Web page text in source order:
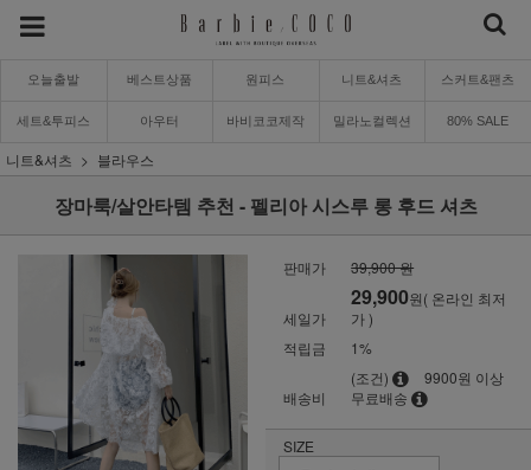
오늘출발 베스트상품 원피스 니트&셔츠 스커트&팬츠
세트&투피스 아우터 바비코코제작 밀라노컬렉션 80% SALE
니트&셔츠 블라우스
장마룩/살안타템 추천 - 펠리아 시스루 롱 후드 셔츠
판매가 39,900 원
세일가
29,900원( 온라인 최저
가 )
적립금
1%
배송비
(조건)
9900원 이상
무료배송
SIZE